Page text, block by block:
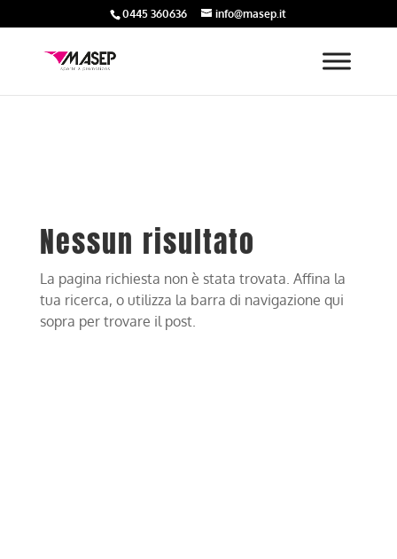
0445 360636 info@masep.it
Nessun risultato
La pagina richiesta non è stata trovata. Affina la
tua ricerca, o utilizza la barra di navigazione qui
sopra per trovare il post.